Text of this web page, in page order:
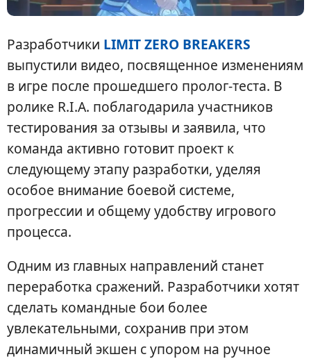
Разработчики LIMIT ZERO BREAKERS
выпустили видео, посвященное изменениям
в игре после прошедшего пролог-теста. В
ролике R.I.A. поблагодарила участников
тестирования за отзывы и заявила, что
команда активно готовит проект к
следующему этапу разработки, уделяя
особое внимание боевой системе,
прогрессии и общему удобству игрового
процесса.
Одним из главных направлений станет
переработка сражений. Разработчики хотят
сделать командные бои более
увлекательными, сохранив при этом
динамичный экшен с упором на ручное